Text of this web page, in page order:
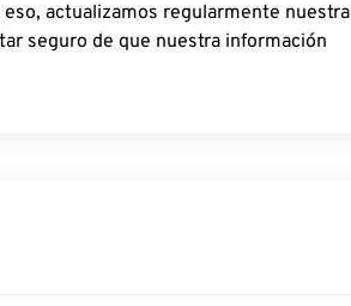
actualizamos regularmente nuestra
seguro de que nuestra información